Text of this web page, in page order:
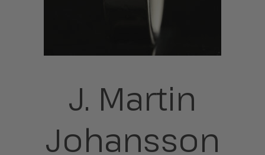
J. Martin
Johansson